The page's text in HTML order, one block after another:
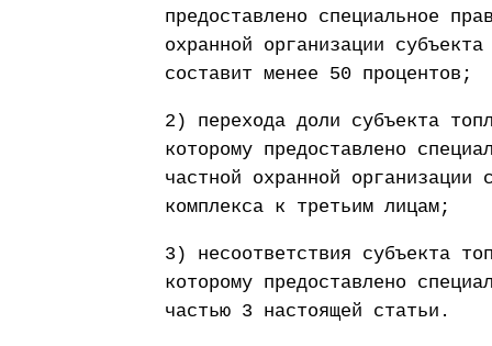
предоставлено специальное
охранной организации
составит менее 50 процентов;
2) перехода доли субъекта
которому предоставлено
частной охранной организации
комплекса к третьим лицам;
3) несоответствия субъекта
которому предоставлено
частью 3 настоящей статьи.